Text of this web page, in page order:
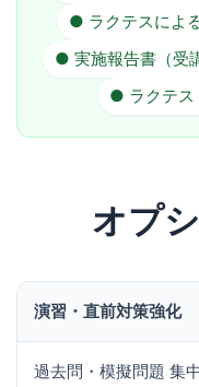
● ラクテスによ
● 実施報告書（受
● ラクテス
オプ
演習・直前対策強化
過去問・模擬問題 集